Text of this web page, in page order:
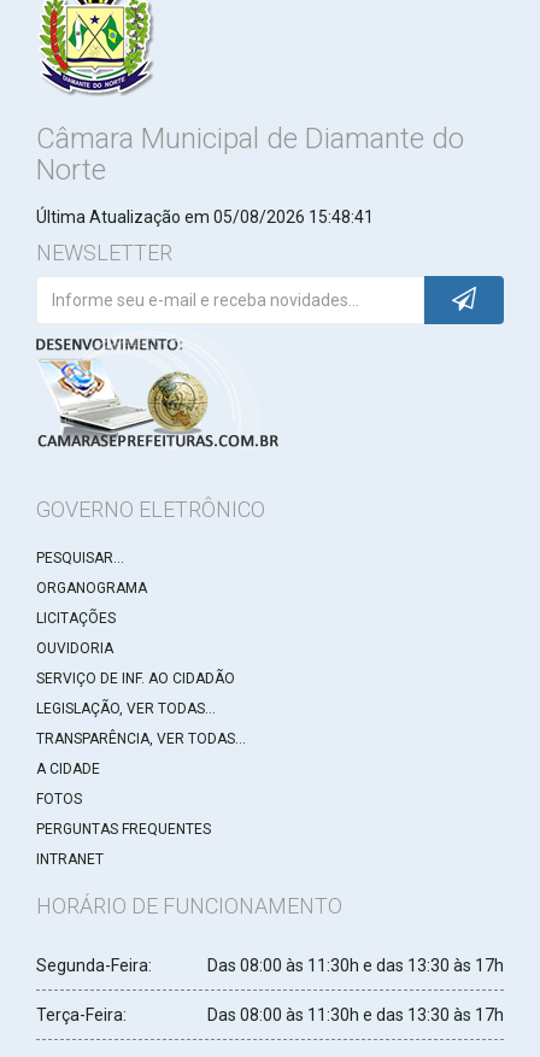
Câmara Municipal de Diamante do
Norte
Última Atualização em 05/08/2026 15:48:41
NEWSLETTER
GOVERNO ELETRÔNICO
PESQUISAR...
ORGANOGRAMA
LICITAÇÕES
OUVIDORIA
SERVIÇO DE INF. AO CIDADÃO
LEGISLAÇÃO, VER TODAS...
TRANSPARÊNCIA, VER TODAS...
A CIDADE
FOTOS
PERGUNTAS FREQUENTES
INTRANET
HORÁRIO DE FUNCIONAMENTO
Segunda-Feira: Das 08:00 às 11:30h e das 13:30 às 17h
Terça-Feira: Das 08:00 às 11:30h e das 13:30 às 17h